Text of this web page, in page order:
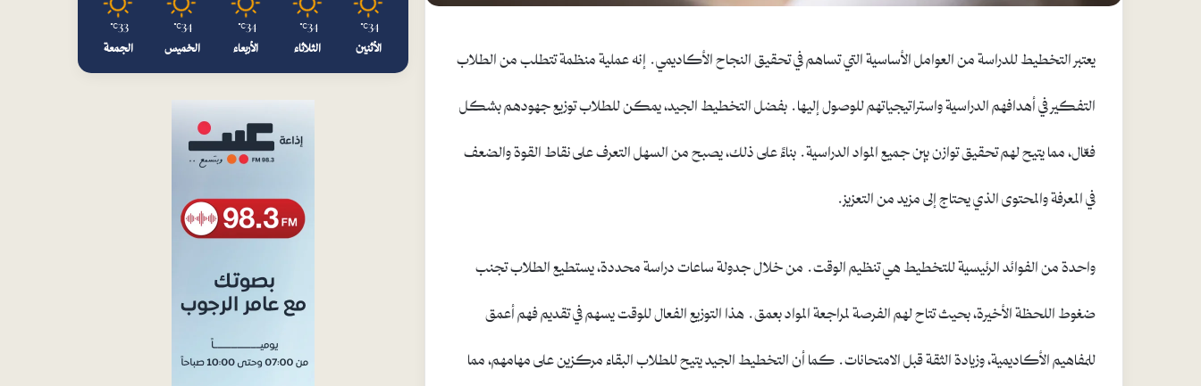
يعتبر التخطيط للدراسة من العوامل الأساسية التي تساهم في تحقيق النجاح الأكاديمي. إنه عملية منظمة تتطلب من الطلاب
التفكير في أهدافهم الدراسية واستراتيجياتهم للوصول إليها. بفضل التخطيط الجيد، يمكن للطلاب توزيع جهودهم بشكل
فعّال، مما يتيح لهم تحقيق توازن بين جميع المواد الدراسية. بناءً على ذلك، يصبح من السهل التعرف على نقاط القوة والضعف
في المعرفة والمحتوى الذي يحتاج إلى مزيد من التعزيز.
واحدة من الفوائد الرئيسية للتخطيط هي تنظيم الوقت. من خلال جدولة ساعات دراسة محددة، يستطيع الطلاب تجنب
ضغوط اللحظة الأخيرة، بحيث تتاح لهم الفرصة لمراجعة المواد بعمق. هذا التوزيع الفعال للوقت يسهم في تقديم فهم أعمق
للمفاهيم الأكاديمية، وزيادة الثقة قبل الامتحانات. كما أن التخطيط الجيد يتيح للطلاب البقاء مركزين على مهامهم، مما
34
℃
الأثنين
34
℃
الثلاثاء
34
℃
الأربعاء
34
℃
الخميس
33
℃
الجمعة